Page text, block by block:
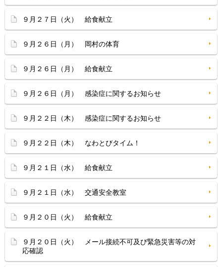
９月２７日（火） 給食献立
９月２６日（月） 岡村の体育
９月２６日（月） 給食献立
９月２６日（月） 感染症に関するお知らせ
９月２２日（木） 感染症に関するお知らせ
９月２２日（木） なわとびタイム！
９月２１日（水） 給食献立
９月２１日（水） 交通安全教室
９月２０日（火） 給食献立
９月２０日（火） メール接続不可及び緊急災害等の対
応確認